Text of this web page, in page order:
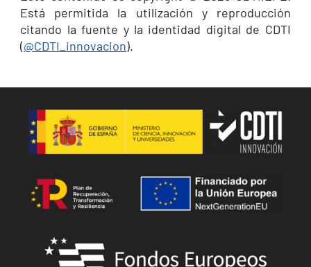
Está permitida la utilización y reproducción
citando la fuente y la identidad digital de CDTI
(@CDTI_innovacion).
Image
Image